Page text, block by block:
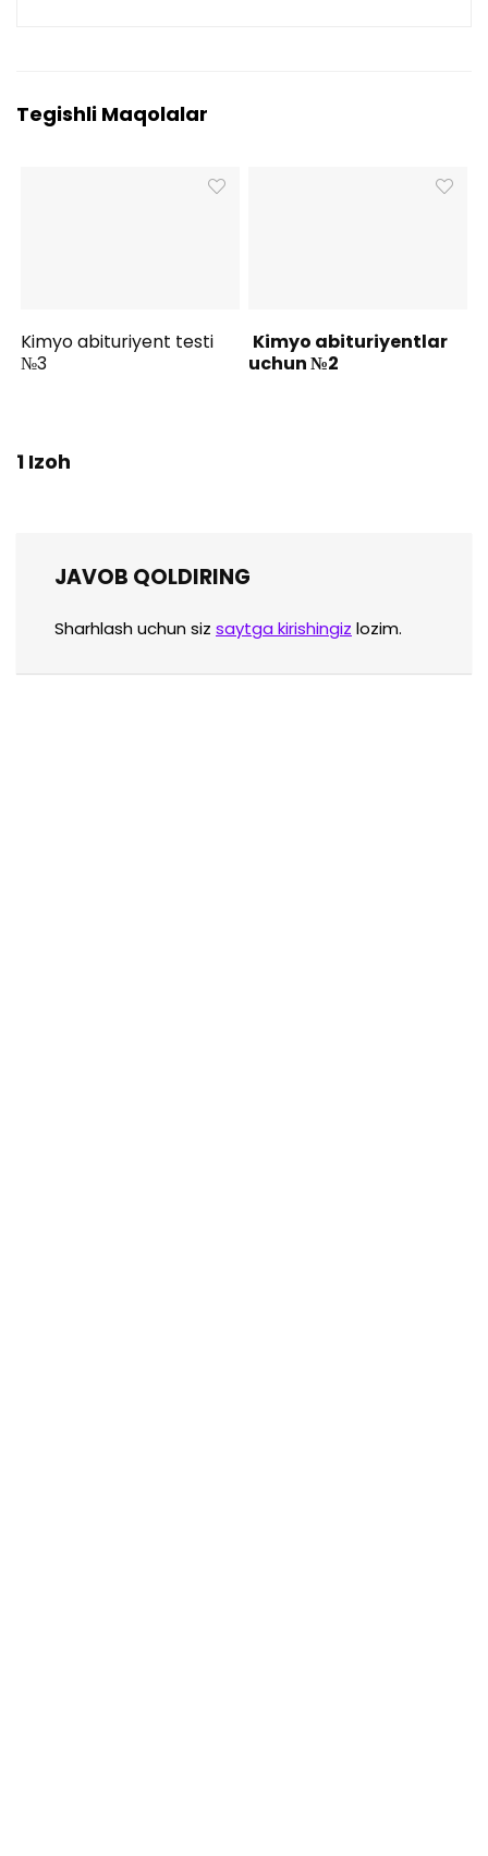
Tegishli Maqolalar
Kimyo abituriyent testi
№3
Kimyo abituriyentlar
uchun №2
1 Izoh
JAVOB QOLDIRING
Sharhlash uchun siz saytga kirishingiz lozim.